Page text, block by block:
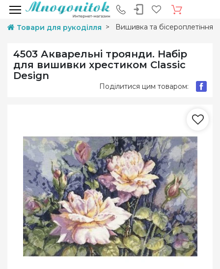
Товари для рукоділля Вишивка та бісероплетіння
4503 Акварельні троянди. Набір
для вишивки хрестиком Classic
Design
Поділитися цим товаром: